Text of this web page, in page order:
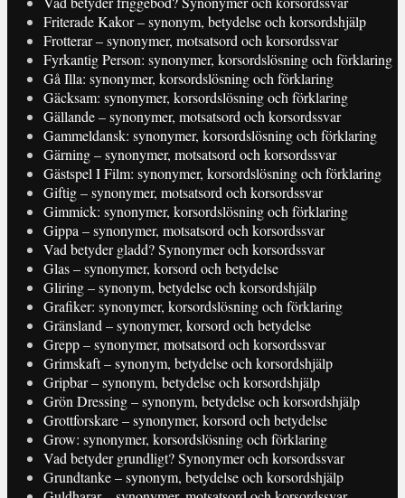
Friterade Kakor – synonym, betydelse och korsordshjälp
Frotterar – synonymer, motsatsord och korsordssvar
Fyrkantig Person: synonymer, korsordslösning och förklaring
Gå Illa: synonymer, korsordslösning och förklaring
Gäcksam: synonymer, korsordslösning och förklaring
Gällande – synonymer, motsatsord och korsordssvar
Gammeldansk: synonymer, korsordslösning och förklaring
Gärning – synonymer, motsatsord och korsordssvar
Gästspel I Film: synonymer, korsordslösning och förklaring
Giftig – synonymer, motsatsord och korsordssvar
Gimmick: synonymer, korsordslösning och förklaring
Gippa – synonymer, motsatsord och korsordssvar
Vad betyder gladd? Synonymer och korsordssvar
Glas – synonymer, korsord och betydelse
Gliring – synonym, betydelse och korsordshjälp
Grafiker: synonymer, korsordslösning och förklaring
Gränsland – synonymer, korsord och betydelse
Grepp – synonymer, motsatsord och korsordssvar
Grimskaft – synonym, betydelse och korsordshjälp
Gripbar – synonym, betydelse och korsordshjälp
Grön Dressing – synonym, betydelse och korsordshjälp
Grottforskare – synonymer, korsord och betydelse
Grow: synonymer, korsordslösning och förklaring
Vad betyder grundligt? Synonymer och korsordssvar
Grundtanke – synonym, betydelse och korsordshjälp